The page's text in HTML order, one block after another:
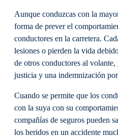
Aunque conduzcas con la
forma de prever el
conductores en la carretera.
lesiones o pierden la vida
de otros conductores al volante,
justicia y una indemnización
Cuando se permite que los
con la suya con su
compañías de seguros pueden
los heridos en un accidente